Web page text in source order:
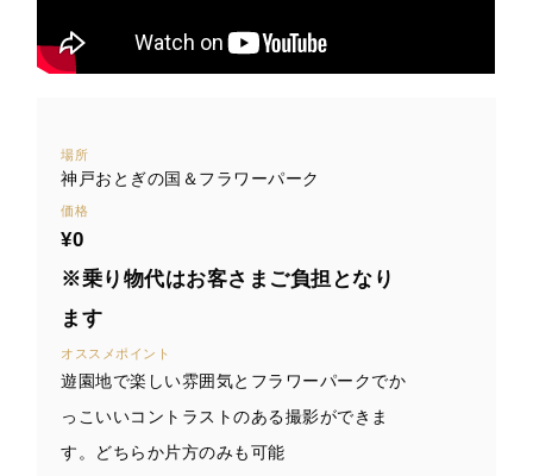
場所
神戸おとぎの国＆フラワーパーク
価格
¥0
※乗り物代はお客さまご負担となり
ます
オススメポイント
遊園地で楽しい雰囲気とフラワーパークでか
っこいいコントラストのある撮影ができま
す。どちらか片方のみも可能